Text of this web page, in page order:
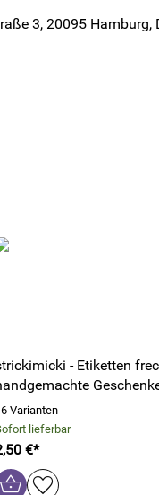
3, 20095
- Etiketten
Varianten
lieferbar
€*